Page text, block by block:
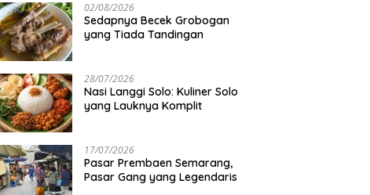
02/08/2026
Sedapnya Becek Grobogan
yang Tiada Tandingan
28/07/2026
Nasi Langgi Solo: Kuliner Solo
yang Lauknya Komplit
17/07/2026
Pasar Prembaen Semarang,
Pasar Gang yang Legendaris